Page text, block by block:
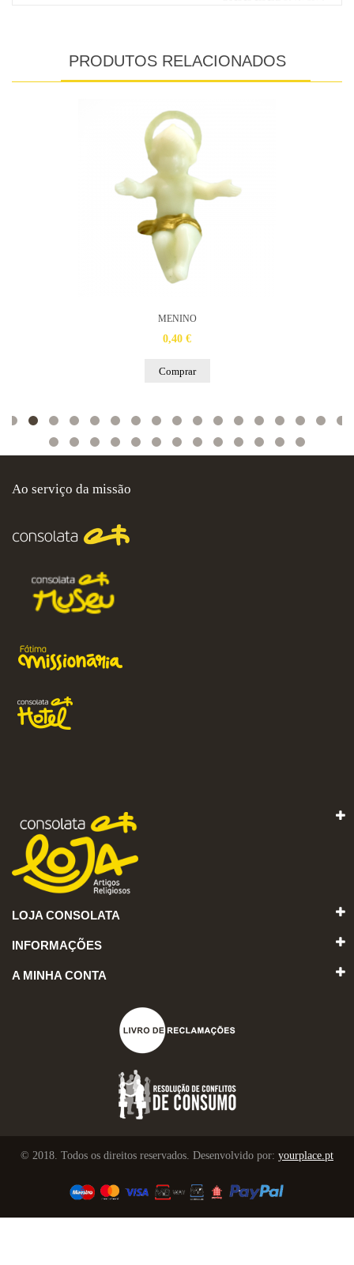
PRODUTOS RELACIONADOS
MENINO
0,40 €
Comprar
Ao serviço da missão
LOJA CONSOLATA
INFORMAÇÕES
A MINHA CONTA
© 2018. Todos os direitos reservados. Desenvolvido por: yourplace.pt